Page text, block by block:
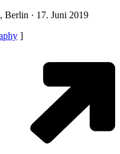
Berlin · 17. Juni 2019
]